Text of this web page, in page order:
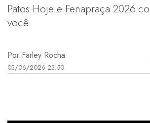
Patos Hoje e Fenapraça
você
Por Farley Rocha
03/06/2026 23:50